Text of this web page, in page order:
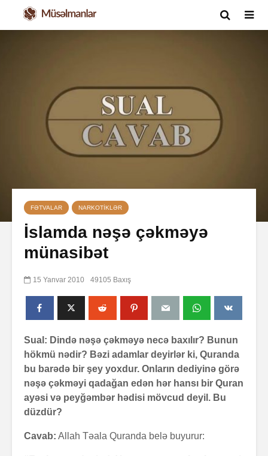
FƏTVALAR NARKOTIKLƏR
İslamda nəşə çəkməyə
münasibət
15 Yanvar 2010 49105 Baxış
Sual: Dində nəşə çəkməyə necə baxılır? Bunun
hökmü nədir? Bəzi adamlar deyirlər ki, Quranda
bu barədə bir şey yoxdur. Onların dediyinə görə
nəşə çəkməyi qadağan edən hər hansı bir Quran
ayəsi və peyğəmbər hədisi mövcud deyil. Bu
düzdür?
Cavab: Allah Təala Quranda belə buyurur: